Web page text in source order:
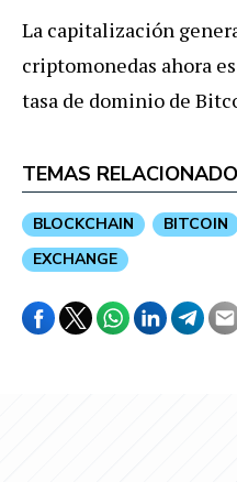
La capitalización
criptomonedas ahora
tasa de dominio de
TEMAS
BLOCKCHAIN BITCOIN
EXCHANGE